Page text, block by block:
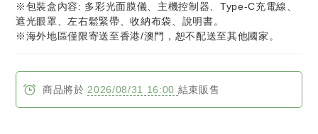
※包裝盒內容: 多彩光面膜儀、主機控制器、Type-C充電線、
遮光眼罩、左右鬆緊帶、收納布袋、說明書。
※海外地區僅限寄送至香港/澳門，恕不配送至其他國家。
商品將於 2026/08/31 16:00 結束販售